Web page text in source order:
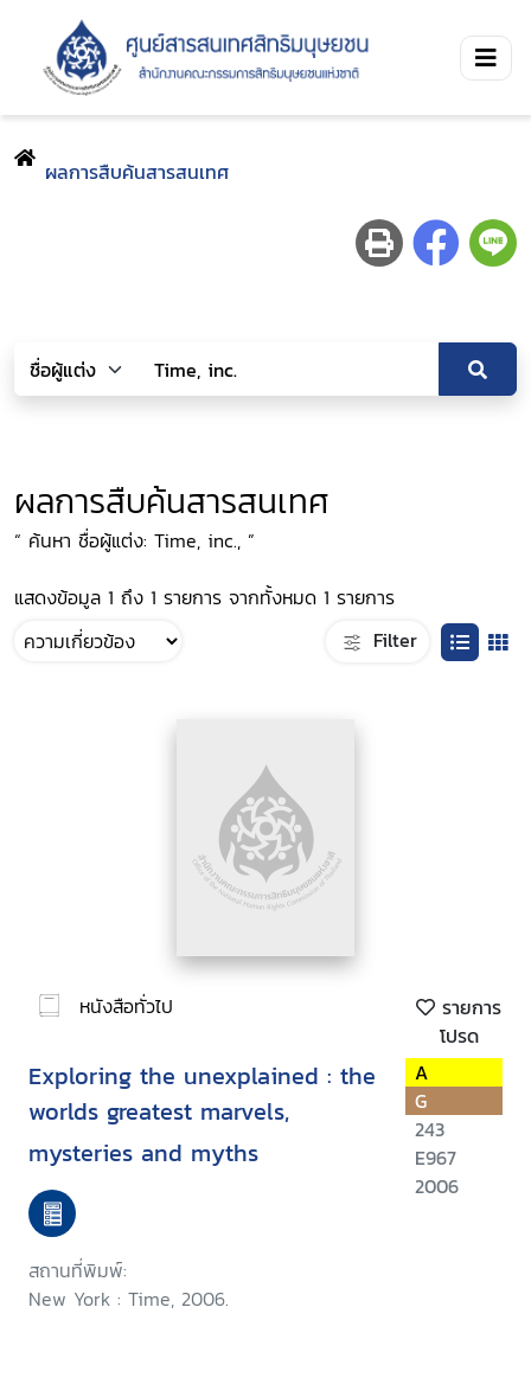
ผลการสืบค้นสารสนเทศ
ผลการสืบค้นสารสนเทศ
“ ค้นหา ชื่อผู้แต่ง: Time, inc., ”
แสดงข้อมูล 1 ถึง 1 รายการ จากทั้งหมด 1 รายการ
Filter
หนังสือทั่วไป
รายการ
โปรด
Exploring the unexplained : the
worlds greatest marvels,
mysteries and myths
สถานที่พิมพ์:
New York : Time, 2006.
A
G
243
E967
2006